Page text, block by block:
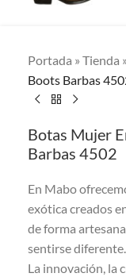
Portada » Tienda »
Boots Barbas
Botas Mujer
Barbas 4502
En Mabo
exótica creados
de forma
sentirse diferente.
La innovación, la